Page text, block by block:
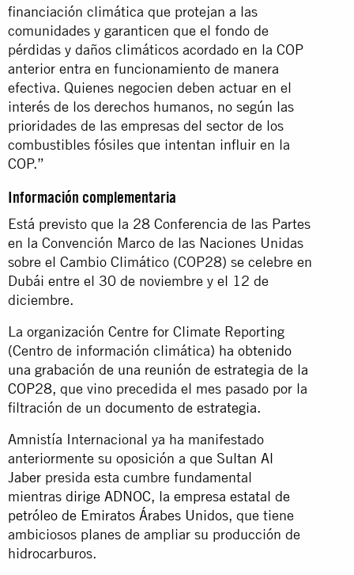
financiación climática que protejan a las
comunidades y garanticen que el fondo de
pérdidas y daños climáticos acordado en la COP
anterior entra en funcionamiento de manera
efectiva. Quienes negocien deben actuar en el
interés de los derechos humanos, no según las
prioridades de las empresas del sector de los
combustibles fósiles que intentan influir en la
COP.”
Información complementaria
Está previsto que la 28 Conferencia de las Partes
en la Convención Marco de las Naciones Unidas
sobre el Cambio Climático (COP28) se celebre en
Dubái entre el 30 de noviembre y el 12 de
diciembre.
La organización Centre for Climate Reporting
(Centro de información climática) ha obtenido
una grabación de una reunión de estrategia de la
COP28, que vino precedida el mes pasado por la
filtración de un documento de estrategia.
Amnistía Internacional ya ha manifestado
anteriormente su oposición a que Sultan Al
Jaber presida esta cumbre fundamental
mientras dirige ADNOC, la empresa estatal de
petróleo de Emiratos Árabes Unidos, que tiene
ambiciosos planes de ampliar su producción de
hidrocarburos.